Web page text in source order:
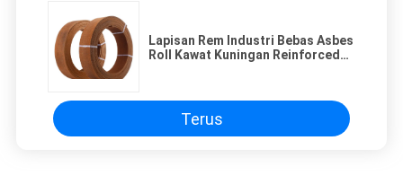
Lapisan Rem Industri Bebas Asbes
Roll Kawat Kuningan Reinforced
Terus